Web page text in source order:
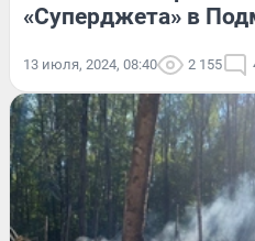
«Суперджета» в
13 июля, 2024, 08:40 2 155